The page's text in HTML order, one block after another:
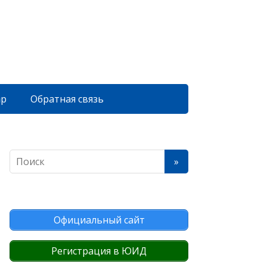
Обратная связь
Официальный сайт
Регистрация в ЮИД